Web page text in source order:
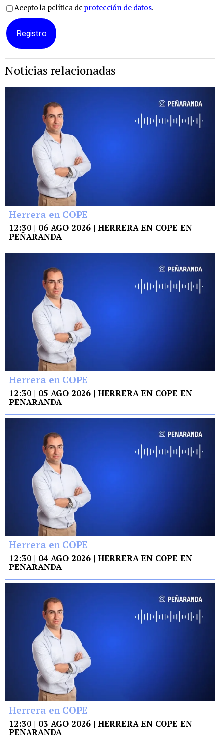
Acepto la política de protección de datos.
Noticias relacionadas
Herrera en COPE
12:30 | 06 AGO 2026 | HERRERA EN COPE EN
PEÑARANDA
Herrera en COPE
12:30 | 05 AGO 2026 | HERRERA EN COPE EN
PEÑARANDA
Herrera en COPE
12:30 | 04 AGO 2026 | HERRERA EN COPE EN
PEÑARANDA
Herrera en COPE
12:30 | 03 AGO 2026 | HERRERA EN COPE EN
PEÑARANDA